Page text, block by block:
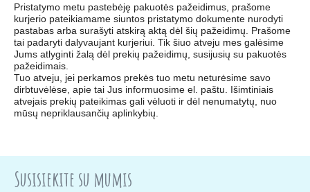
Pristatymo metu pastebėję pakuotės pažeidimus, prašome
kurjerio pateikiamame siuntos pristatymo dokumente nurodyti
pastabas arba surašyti atskirą aktą dėl šių pažeidimų. Prašome
tai padaryti dalyvaujant kurjeriui. Tik šiuo atveju mes galėsime
Jums atlyginti žalą dėl prekių pažeidimų, susijusių su pakuotės
pažeidimais.
Tuo atveju, jei perkamos prekės tuo metu neturėsime savo
dirbtuvėlėse, apie tai Jus informuosime el. paštu. Išimtiniais
atvejais prekių pateikimas gali vėluoti ir dėl nenumatytų, nuo
mūsų nepriklausančių aplinkybių.
Susisiekite su mumis